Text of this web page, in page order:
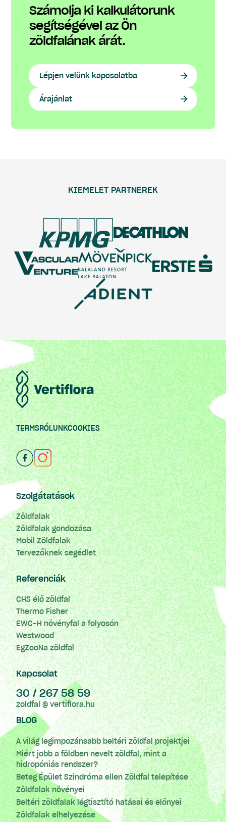
Számolja ki kalkulátorunk
segítségével az Ön
zöldfalának árát.
Lépjen velünk kapcsolatba
Árajánlat
KIEMELET PARTNEREK
TERMSRÓLUNKCOOKIES
Szolgátatások
Zöldfalak
Zöldfalak gondozása
Mobil Zöldfalak
Tervezőknek segédlet
Referenciák
CHS élő zöldfal
Thermo Fisher
EWC-H növényfal a folyosón
Westwood
EgZooNa zöldfal
Kapcsolat
30 / 267 58 59
zoldfal @ vertiflora.hu
BLOG
A világ legimpozánsabb beltéri zöldfal projektjei
Miért jobb a földben nevelt zöldfal, mint a
hidropóniás rendszer?
Beteg Épület Szindróma ellen Zöldfal telepítése
Zöldfalak növényei
Beltéri zöldfalak légtisztító hatásai és előnyei
Zöldfalak elhelyezése